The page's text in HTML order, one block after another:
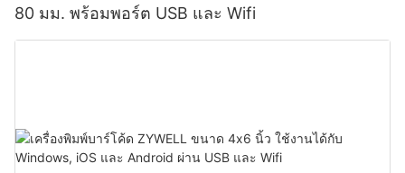
80 มม. พร้อมพอร์ต USB และ Wifi